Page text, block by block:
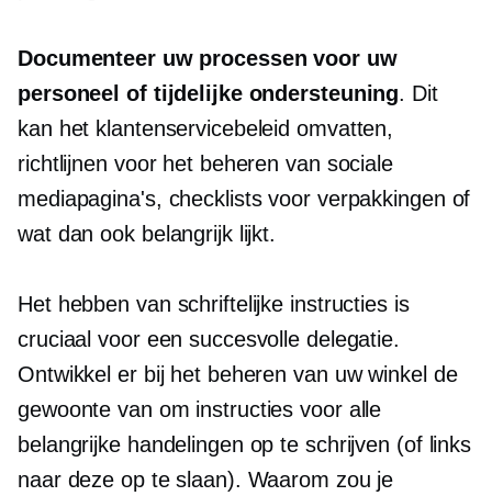
Documenteer uw processen voor uw
personeel of tijdelijke ondersteuning. Dit
kan het klantenservicebeleid omvatten,
richtlijnen voor het beheren van sociale
mediapagina's, checklists voor verpakkingen of
wat dan ook belangrijk lijkt.
Het hebben van schriftelijke instructies is
cruciaal voor een succesvolle delegatie.
Ontwikkel er bij het beheren van uw winkel de
gewoonte van om instructies voor alle
belangrijke handelingen op te schrijven (of links
naar deze op te slaan). Waarom zou je